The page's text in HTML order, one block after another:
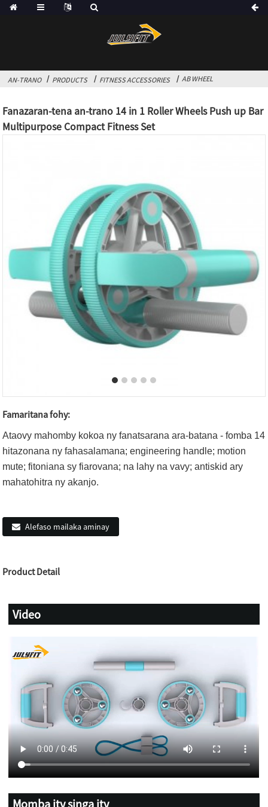
AN-TRANO PRODUCTS FITNESS ACCESSORIES AB WHEEL
Fanazaran-tena an-trano 14 in 1 Roller Wheels Push up Bar
Multipurpose Compact Fitness Set
Famaritana fohy:
Ataovy mahomby kokoa ny fanatsarana ara-batana - fomba 14
hitazonana ny fahasalamana; engineering handle; motion
mute; fitoniana sy fiarovana; na lahy na vavy; antiskid ary
mahatohitra ny akanjo.
Alefaso mailaka aminay
Product Detail
Video
Momba ity singa ity